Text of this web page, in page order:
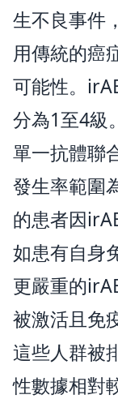
生不良事件
用傳統的癌
可能性。
分為1至4級。
單一抗體聯
發生率範圍
的患者因
如患有自身
更嚴重的
被激活且免
這些人群被
性數據相對